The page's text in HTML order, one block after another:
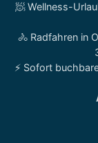
🧖 Wellness-
🚴 Radfahren in
⚡ Sofort